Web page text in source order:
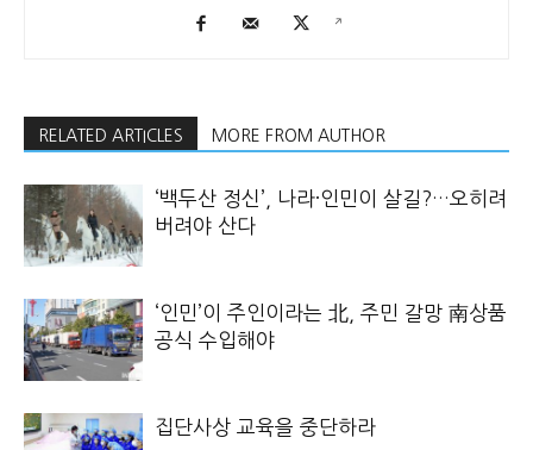
RELATED ARTICLES MORE FROM AUTHOR
‘백두산 정신’, 나라·인민이 살길?…오히려
버려야 산다
‘인민’이 주인이라는 北, 주민 갈망 南상품
공식 수입해야
집단사상 교육을 중단하라